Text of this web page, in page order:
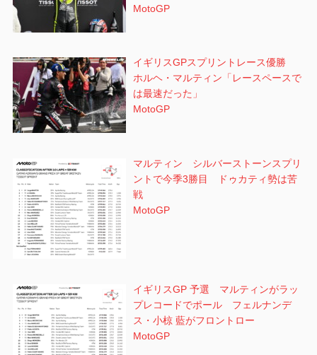
MotoGP
イギリスGPスプリントレース優勝
ホルヘ・マルティン「レースペースで
は最速だった」
MotoGP
マルティン シルバーストーンスプリ
ントで今季3勝目 ドゥカティ勢は苦
戦
MotoGP
イギリスGP 予選 マルティンがラッ
プレコードでポール フェルナンデ
ス・小椋 藍がフロントロー
MotoGP